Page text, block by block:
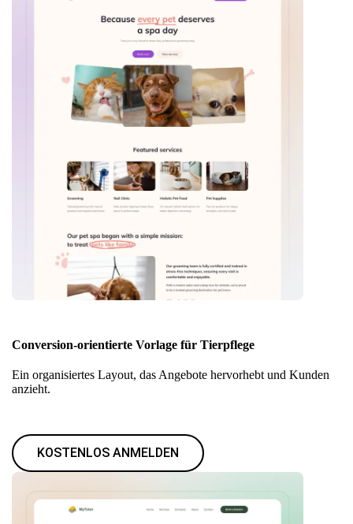
Conversion-orientierte Vorlage für Tierpflege
Ein organisiertes Layout, das Angebote hervorhebt und Kunden
anzieht.
KOSTENLOS ANMELDEN